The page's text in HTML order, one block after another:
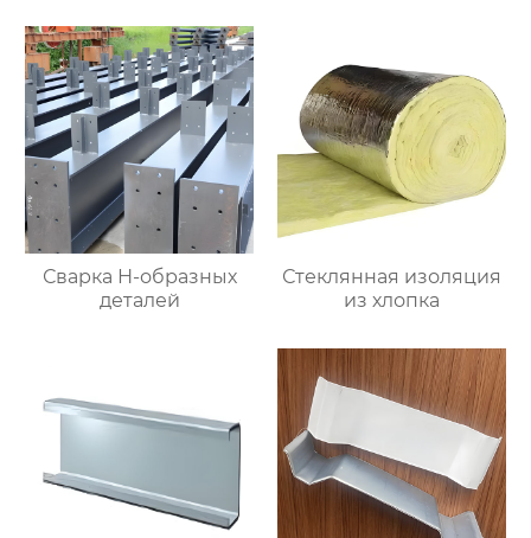
Сварка Н-образных
деталей
Стеклянная изоляция
из хлопка